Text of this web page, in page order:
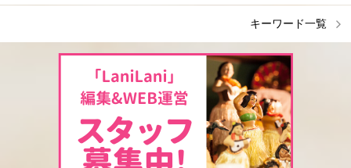
キーワード一覧